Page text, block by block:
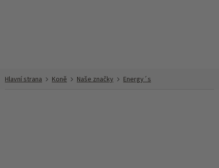
Koně Naše značky Energy´s